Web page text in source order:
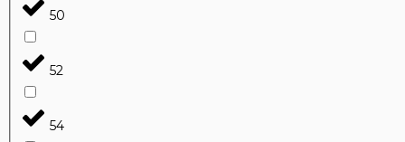
50
52
54